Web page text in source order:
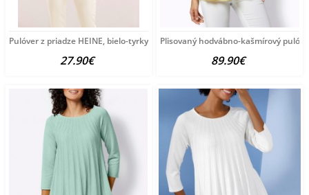
Pulóver z priadze HEINE, bielo-tyrkysový
27.90€
Plisovaný hodvábno-kašmírový
89.90€